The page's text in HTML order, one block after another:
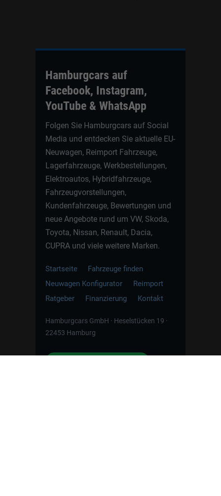
Hamburgcars auf
Facebook, Instagram,
YouTube & WhatsApp
Folgen Sie Hamburgcars auf Social
Media und entdecken Sie aktuelle EU-
Neuwagen, Reimport Fahrzeuge,
Lagerfahrzeuge, Werkbestellungen,
Elektroautos, Hybridfahrzeuge,
Fahrzeugvorstellungen,
Kundenfahrzeuge, Bewertungen und
neue Angebote rund um VW, Skoda,
Toyota, Nissan, Renault, Dacia,
CUPRA und viele weitere Marken.
Startseite
Fahrzeuge finden
Neuwagen Konfigurator
Reimport
Ratgeber
Finanzierung Kontakt
Hamburgcars GmbH · Heselstücken 19 ·
22453 Hamburg